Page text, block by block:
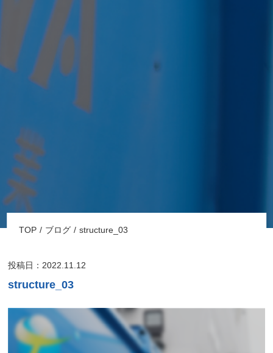
TOP ブログ structure_03
投稿日：2022.11.12
structure_03